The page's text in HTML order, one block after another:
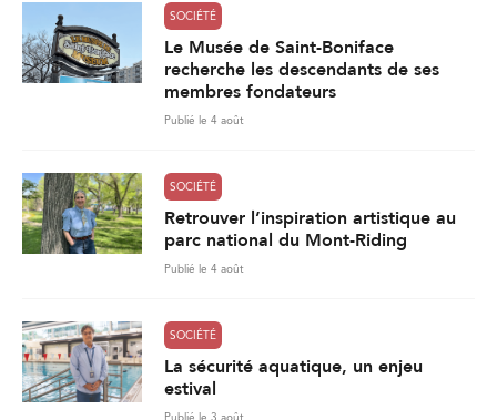
SOCIÉTÉ
Le Musée de Saint-Boniface
recherche les descendants de ses
membres fondateurs
Publié le 4 août
SOCIÉTÉ
Retrouver l’inspiration artistique au
parc national du Mont-Riding
Publié le 4 août
SOCIÉTÉ
La sécurité aquatique, un enjeu
estival
Publié le 3 août